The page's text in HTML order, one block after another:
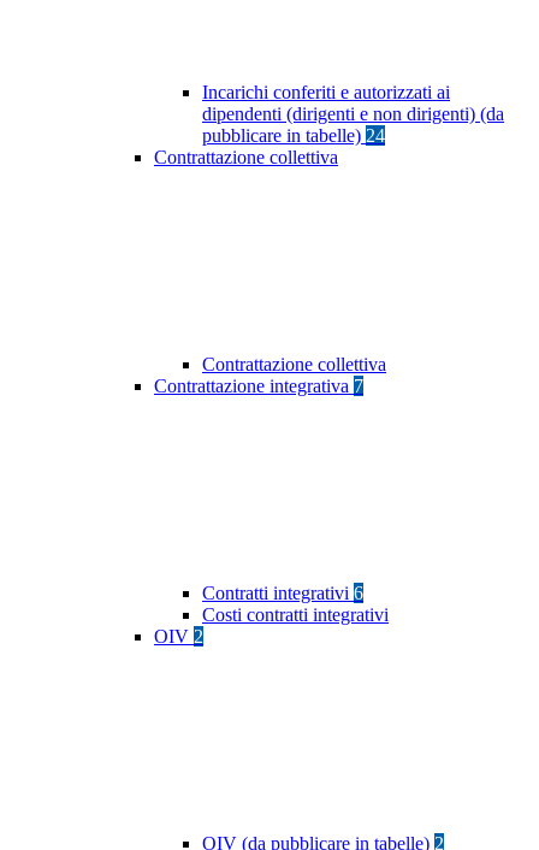
Incarichi conferiti e autorizzati ai
dipendenti (dirigenti e non dirigenti) (da
pubblicare in tabelle) 24
Contrattazione collettiva
Contrattazione collettiva
Contrattazione integrativa 7
Contratti integrativi 6
Costi contratti integrativi
OIV 2
OIV (da pubblicare in tabelle) 2